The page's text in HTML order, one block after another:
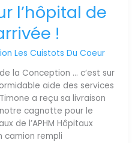
l’hôpital de
!
Les Cuistots Du Coeur
la Conception … c’est sur
aide des services
a reçu sa livraison
cagnotte pour le
de l’APHM Hôpitaux
camion rempli